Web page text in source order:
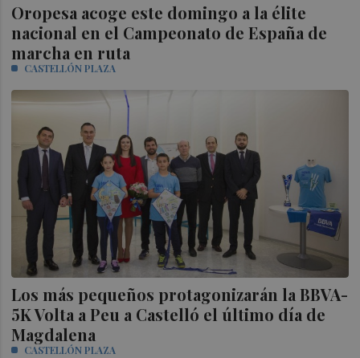
Oropesa acoge este domingo a la élite
nacional en el Campeonato de España de
marcha en ruta
CASTELLÓN PLAZA
Los más pequeños protagonizarán la BBVA-
5K Volta a Peu a Castelló el último día de
Magdalena
CASTELLÓN PLAZA